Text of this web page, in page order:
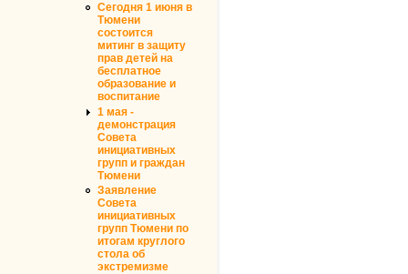
Сегодня 1 июня в
Тюмени
состоится
митинг в защиту
прав детей на
бесплатное
образование и
воспитание
1 мая -
демонстрация
Совета
инициативных
групп и граждан
Тюмени
Заявление
Совета
инициативных
групп Тюмени по
итогам круглого
стола об
экстремизме